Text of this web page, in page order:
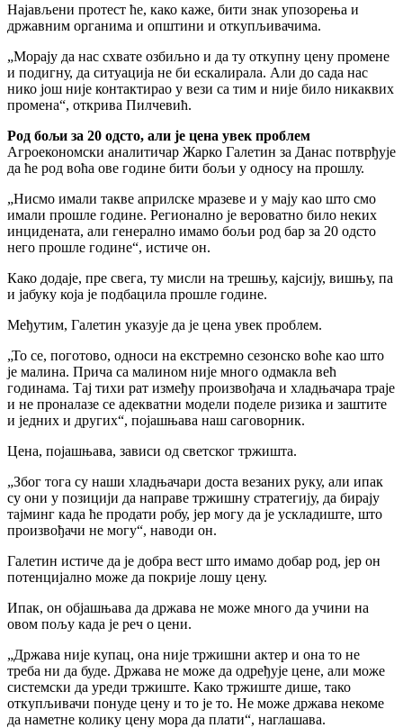
Најављени протест ће, како каже, бити знак упозорења и
државним органима и општини и откупљивачима.
„Морају да нас схвате озбиљно и да ту откупну цену промене
и подигну, да ситуација не би ескалирала. Али до сада нас
нико још није контактирао у вези са тим и није било никаквих
промена“, открива Пилчевић.
Род бољи за 20 одсто, али је цена увек проблем
Агроекономски аналитичар Жарко Галетин за Данас потврђује
да ће род воћа ове године бити бољи у односу на прошлу.
„Нисмо имали такве априлске мразеве и у мају као што смо
имали прошле године. Регионално је вероватно било неких
инцидената, али генерално имамо бољи род бар за 20 одсто
него прошле године“, истиче он.
Како додаје, пре свега, ту мисли на трешњу, кајсију, вишњу, па
и јабуку која је подбацила прошле године.
Међутим, Галетин указује да је цена увек проблем.
„То се, поготово, односи на екстремно сезонско воће као што
је малина. Прича са малином није много одмакла већ
годинама. Тај тихи рат између произвођача и хладњачара траје
и не проналазе се адекватни модели поделе ризика и заштите
и једних и других“, појашњава наш саговорник.
Цена, појашњава, зависи од светског тржишта.
„Због тога су наши хладњачари доста везаних руку, али ипак
су они у позицији да направе тржишну стратегију, да бирају
тајминг када ће продати робу, јер могу да је ускладиште, што
произвођачи не могу“, наводи он.
Галетин истиче да је добра вест што имамо добар род, јер он
потенцијално може да покрије лошу цену.
Ипак, он објашњава да држава не може много да учини на
овом пољу када је реч о цени.
„Држава није купац, она није тржишни актер и она то не
треба ни да буде. Држава не може да одређује цене, али може
системски да уреди тржиште. Како тржиште дише, тако
откупљивачи понуде цену и то је то. Не може држава некоме
да наметне колику цену мора да плати“, наглашава.